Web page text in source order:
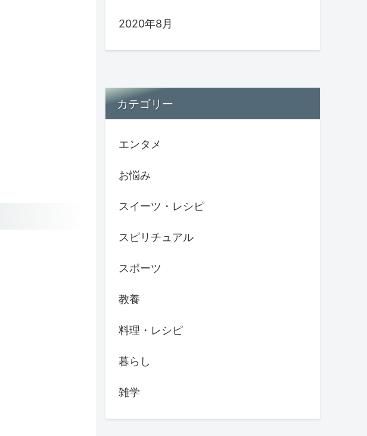
2020年8月
カテゴリー
エンタメ
お悩み
スイーツ・レシピ
スピリチュアル
スポーツ
教養
料理・レシピ
暮らし
雑学